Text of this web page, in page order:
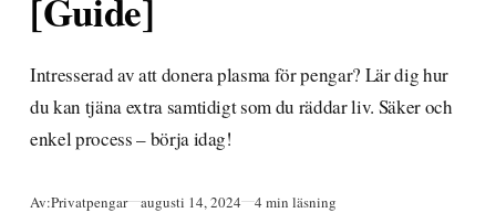
Intresserad av att donera plasma för pengar? Lär dig hur
du kan tjäna extra samtidigt som du räddar liv. Säker och
enkel process – börja idag!
Av:Privatpengar Publicerad
augusti 14, 2024 4 min läsning